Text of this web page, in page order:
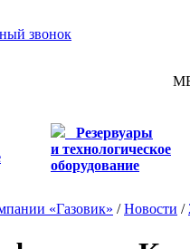
звонок
Резервуары
и технологическое
оборудование
«Газовик» /Новости /